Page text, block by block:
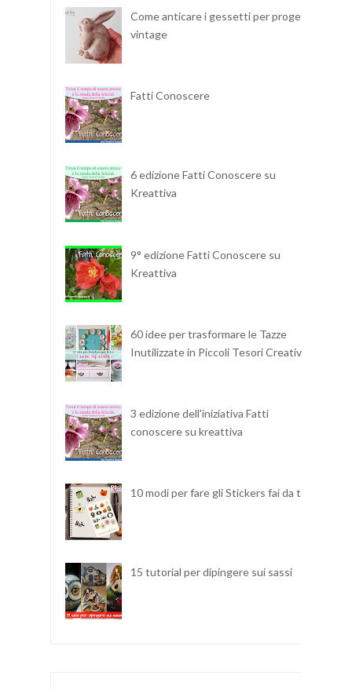
Come anticare i gessetti per progetti
vintage
Fatti Conoscere
6 edizione Fatti Conoscere su
Kreattiva
9° edizione Fatti Conoscere su
Kreattiva
60 idee per trasformare le Tazze
Inutilizzate in Piccoli Tesori Creativi
3 edizione dell'iniziativa Fatti
conoscere su kreattiva
10 modi per fare gli Stickers fai da te
15 tutorial per dipingere sui sassi